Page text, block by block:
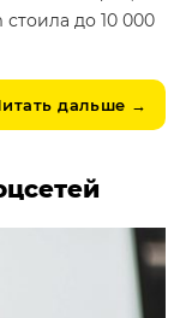
до 10 000
дальше →